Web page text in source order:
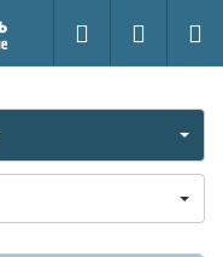
Поиск
Вход на